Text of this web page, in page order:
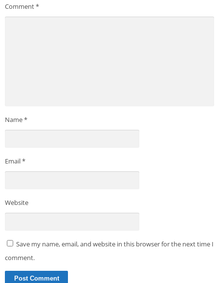
Comment*
Name*
Email*
Website
Save my name, email, and website in this browser for the next time I
comment.